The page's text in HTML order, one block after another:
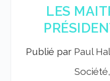
LES
Publié par Paul